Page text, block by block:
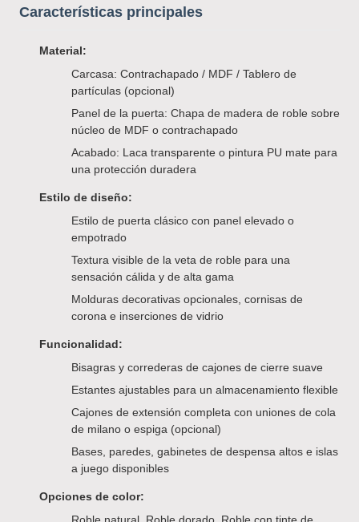
Características principales
Material:
Carcasa: Contrachapado / MDF / Tablero de
partículas (opcional)
Panel de la puerta: Chapa de madera de roble sobre
núcleo de MDF o contrachapado
Acabado: Laca transparente o pintura PU mate para
una protección duradera
Estilo de diseño:
Estilo de puerta clásico con panel elevado o
empotrado
Textura visible de la veta de roble para una
sensación cálida y de alta gama
Molduras decorativas opcionales, cornisas de
corona e inserciones de vidrio
Funcionalidad:
Bisagras y correderas de cajones de cierre suave
Estantes ajustables para un almacenamiento flexible
Cajones de extensión completa con uniones de cola
de milano o espiga (opcional)
Bases, paredes, gabinetes de despensa altos e islas
a juego disponibles
Opciones de color: